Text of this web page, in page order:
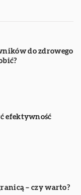
do zdrowego
efektywność
– czy warto?